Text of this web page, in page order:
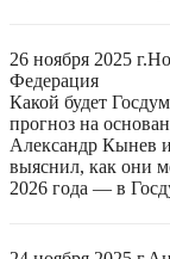
26 ноября 2025 г.
Федерация
Какой будет
прогноз на
Александр Кынев
выяснил, как они
2026 года — в